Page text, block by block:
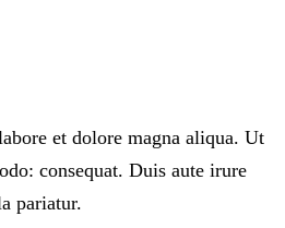
et dolore magna aliqua. Ut
consequat. Duis aute irure
pariatur.